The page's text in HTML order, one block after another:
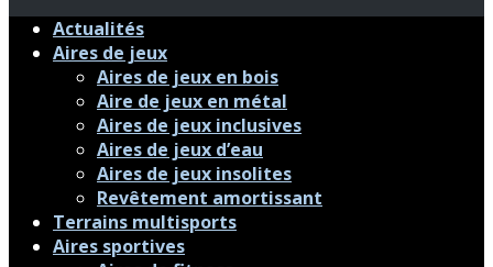
Actualités
Aires de jeux
Aires de jeux en bois
Aire de jeux en métal
Aires de jeux inclusives
Aires de jeux d’eau
Aires de jeux insolites
Revêtement amortissant
Terrains multisports
Aires sportives